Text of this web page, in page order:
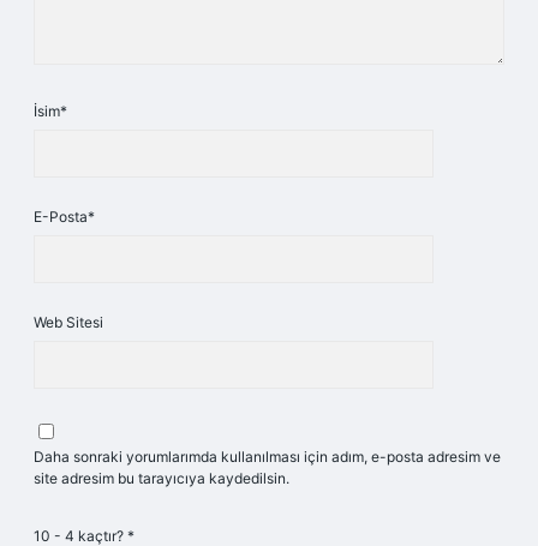
İsim*
E-Posta*
Web Sitesi
Daha sonraki yorumlarımda kullanılması için adım, e-posta adresim ve
site adresim bu tarayıcıya kaydedilsin.
10 - 4 kaçtır? *